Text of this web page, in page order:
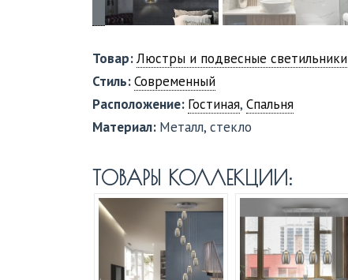
Товар:Люстры и подвесные светильники
Стиль:Современный
Расположение: Гостиная, Спальня
Материал: Металл, стекло
ТОВАРЫ КОЛЛЕКЦИИ: